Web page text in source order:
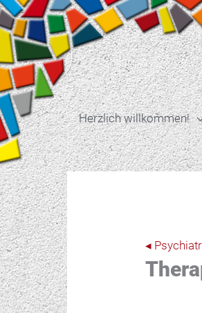
Zum
Inhalt
springen
Herzlich willkommen!
◂